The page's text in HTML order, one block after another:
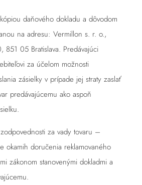
daňového dokladu a dôvodom
na adresu: Vermillon s. r. o.,
851 05 Bratislava. Predávajúci
za účelom možnosti
zásielky v prípade jej straty zaslať
predávajúcemu ako aspoň
za vady tovaru –
okamih doručenia reklamovaného
zákonom stanovenými dokladmi a